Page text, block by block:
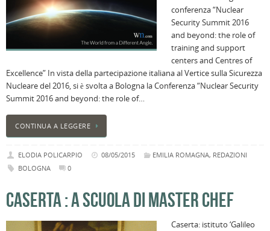
conferenza “Nuclear
Security Summit 2016
and beyond: the role of
training and support
centers and Centres of
Excellence” In vista della partecipazione italiana al Vertice sulla Sicurezza
Nucleare del 2016, si è svolta a Bologna la Conferenza “Nuclear Security
Summit 2016 and beyond: the role of…
CONTINUA A LEGGERE
ELODIA POLICARPIO 08/05/2015 EMILIA ROMAGNA, REDAZIONI
BOLOGNA
0
CASERTA : A SCUOLA DI MASTER CHEF
Caserta: istituto ‘Galileo